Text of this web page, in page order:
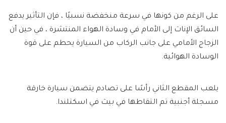
على الرغم من كونها في سرعة منخفضة نسبيًا ، فإن التأثير يدفع
السائق الإناث إلى الأمام في وسادة الهواء المنتشرة ، في حين أن
الزجاج الأمامي على جانب الركاب من السيارة يحطم على قوة
الوسادة الهوائية.
يلعب المقطع الثاني رأسًا على تصادم يتضمن سيارة خارقة
مسجلة أجنبية تم التقاطها في بيث في اسكتلندا.